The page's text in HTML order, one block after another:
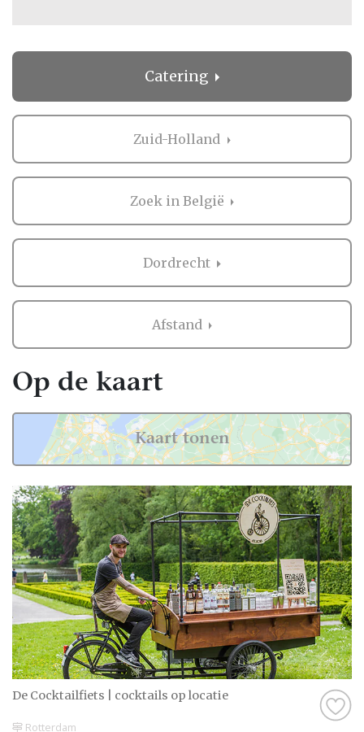
bruiloft. Bovendien vind je op Trouwen.nl
alle professionals voor je bruiloft in heel
Voor zowel Catering als vele andere
onderdelen voor de bruiloft kan je op
Trouwen.nl veel inspiratie vinden. En heb je
iets gezien dat je aanspreekt? Dan kan je
direct contact opnemen bij de professional
in de buurt van Dordrecht. Handig hè?
Ervaringen van andere bruidsparen met
Zaken regelen voor jullie bruiloft is erg
belangrijk. Het is dus niet zo gek dat je
graag eerst ervaringen van andere
bruidsparen leest over Catering in
Dordrecht. Want zij hebben het live ervaren
en zijn natuurlijk kritische beoordelaars!
Daarom hebben wij bij elke professional op
onze website een beoordeling van echte
bruidsparen staan. Indien deze al
beoordeeld is, natuurlijk. Soms vind je
namelijk ook nieuwe professionals op onze
website, en dan is het misschien wel aan
jullie om de eerste beoordeling te schrijven!
Hoe dan ook, je kunt er zeker van zijn dat je
een geweldige ervaring krijgt met de
Catering in Dordrecht op onze website. Het
zijn stuk voor stuk professionals die als
missie hebben om jullie een onvergetelijke
Catering
Zuid-Holland
Zoek in België
Dordrecht
Afstand
De Cocktailfiets | cocktails op locatie
Rotterdam
Op de kaart
Kaart tonen